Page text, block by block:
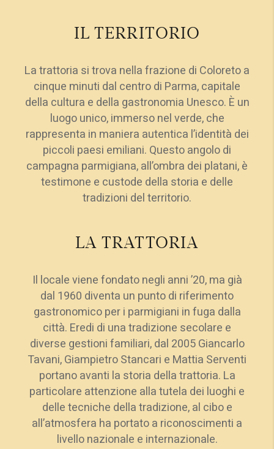
IL TERRITORIO
La trattoria si trova nella frazione di Coloreto a
cinque minuti dal centro di Parma, capitale
della cultura e della gastronomia Unesco. È un
luogo unico, immerso nel verde, che
rappresenta in maniera autentica l’identità dei
piccoli paesi emiliani. Questo angolo di
campagna parmigiana, all’ombra dei platani, è
testimone e custode della storia e delle
tradizioni del territorio.
LA TRATTORIA
Il locale viene fondato negli anni ’20, ma già
dal 1960 diventa un punto di riferimento
gastronomico per i parmigiani in fuga dalla
città. Eredi di una tradizione secolare e
diverse gestioni familiari, dal 2005 Giancarlo
Tavani, Giampietro Stancari e Mattia Serventi
portano avanti la storia della trattoria. La
particolare attenzione alla tutela dei luoghi e
delle tecniche della tradizione, al cibo e
all’atmosfera ha portato a riconoscimenti a
livello nazionale e internazionale.